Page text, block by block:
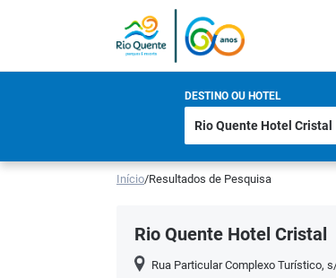
DESTINO OU HOTEL
Início/Resultados de Pesquisa
Rio Quente Hotel Cristal
Rua Particular Complexo Turístico,